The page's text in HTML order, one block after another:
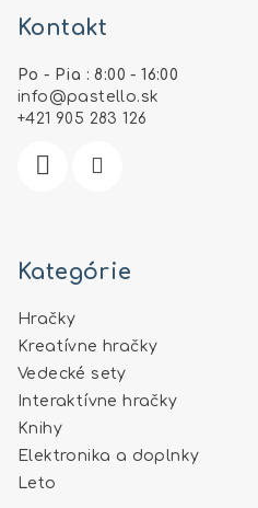
Kontakt
Po - Pia : 8:00 - 16:00
info @pastello.sk
+421 905 283 126
Kategórie
Hračky
Kreatívne hračky
Vedecké sety
Interaktívne hračky
Knihy
Elektronika a doplnky
Leto